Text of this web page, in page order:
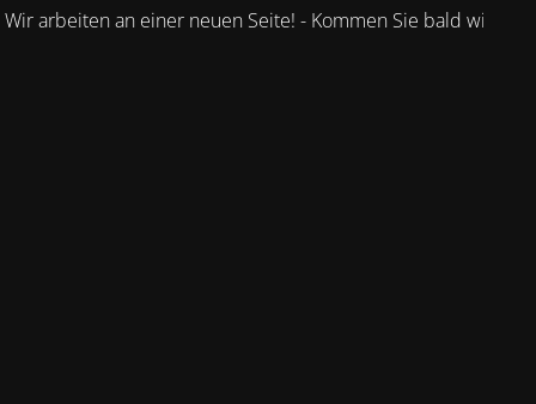
Wir arbeiten an einer neuen Seite! - Kommen Sie bald wieder.